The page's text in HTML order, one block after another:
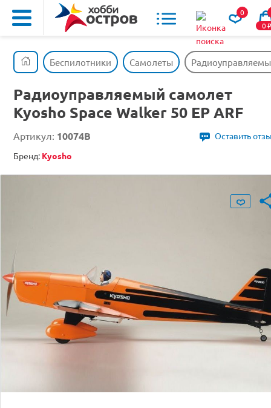
0
0o
Беспилотники Самолеты
Радиоуправляемый самолет
Kyosho Space Walker 50 EP ARF
Артикул: 10074B
Оставить
Бренд: Kyosho